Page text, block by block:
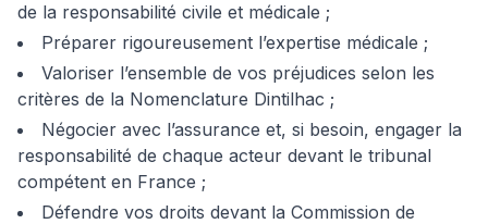
de la responsabilité civile et médicale ;
Préparer rigoureusement l’expertise médicale ;
Valoriser l’ensemble de vos préjudices selon les
critères de la Nomenclature Dintilhac ;
Négocier avec l’assurance et, si besoin, engager la
responsabilité de chaque acteur devant le tribunal
compétent en France ;
Défendre vos droits devant la Commission de